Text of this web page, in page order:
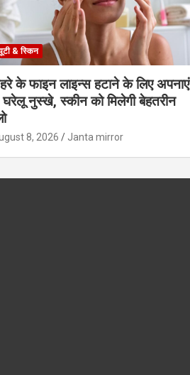
& स्किन
के फाइन लाइन्स हटाने के लिए अपनाएं
नुस्खे, स्कीन को मिलेगी बेहतरीन
8, 2026 Janta mirror